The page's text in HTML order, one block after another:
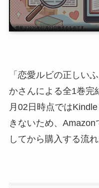
「恋愛ルビの正しい
かさんによる全1巻完
月02日時点では
きないため、
してから購入する流れ